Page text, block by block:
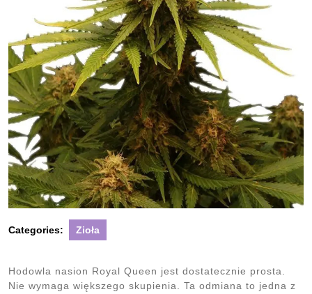
Categories: Zioła
Hodowla nasion Royal Queen jest dostatecznie prosta.
Nie wymaga większego skupienia. Ta odmiana to jedna z